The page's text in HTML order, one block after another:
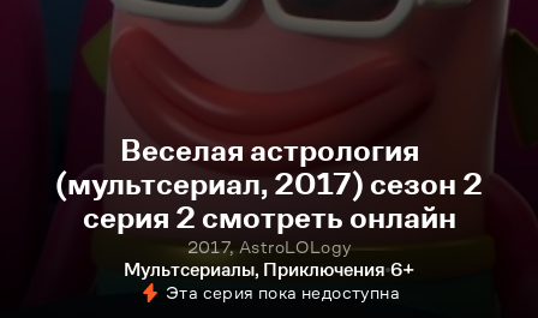
Веселая астрология
(мультсериал, 2017) сезон 2
серия 2 смотреть онлайн
2017, AstroLOLogy
Мультсериалы, Приключения 6+
Эта серия пока недоступна